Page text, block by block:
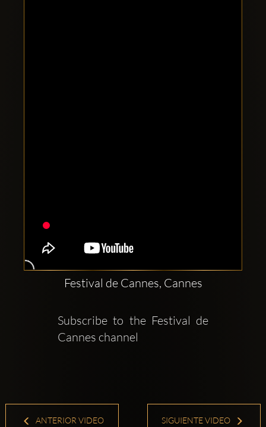
Festival de Cannes, Cannes
Subscribe to the Festival de
Cannes channel
ANTERIOR VIDEO SIGUIENTE VIDEO